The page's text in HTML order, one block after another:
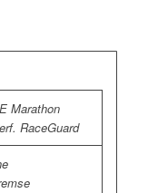
Marathon
RaceGuard